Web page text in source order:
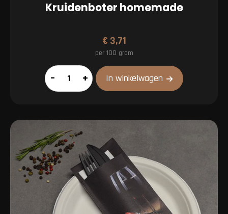
Kruidenboter homemade
€ 3,71
per 100 gram
Kruidenboter
homemade
– + In winkelwagen